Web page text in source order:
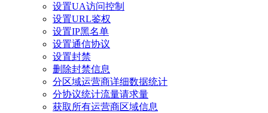
设置UA访问控制
设置URL鉴权
设置IP黑名单
设置通信协议
设置封禁
删除封禁信息
分区域运营商详细数据统计
分协议统计流量请求量
获取所有运营商区域信息